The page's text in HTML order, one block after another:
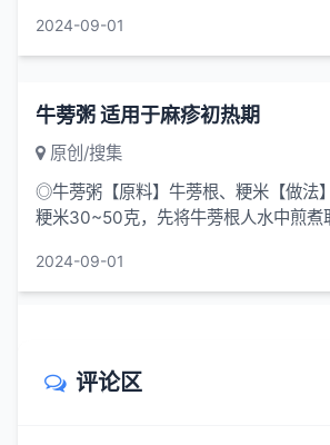
性鼻炎,过...
2024-09-01
牛蒡粥 适用于麻疹初热期
原创/搜集
◎牛蒡粥【原料】牛蒡根、粳米【做法
粳米30~50克，先将牛蒡根人水中煎煮
2024-09-01
评论区